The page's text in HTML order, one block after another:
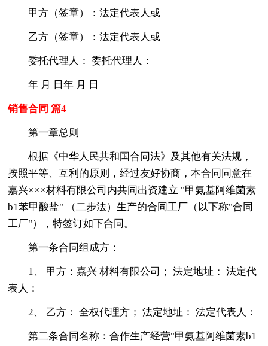
甲方（签章）：法定代表人或
乙方（签章）：法定代表人或
委托代理人： 委托代理人：
年 月 日年 月 日
销售合同 篇4
第一章总则
根据《中华人民共和国合同法》及其他有关法规，
按照平等、互利的原则，经过友好协商，本合同同意在
嘉兴×××材料有限公司内共同出资建立 "甲氨基阿维菌素
b1苯甲酸盐" （二步法）生产的合同工厂（以下称"合同
工厂"），特签订如下合同。
第一条合同组成方：
1、 甲方：嘉兴 材料有限公司； 法定地址： 法定代
表人：
2、 乙方： 全权代理方； 法定地址： 法定代表人：
第二条合同名称：合作生产经营"甲氨基阿维菌素b1